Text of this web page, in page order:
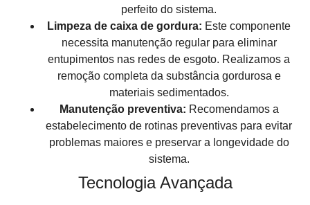
perfeito do sistema.
Limpeza de caixa de gordura: Este componente
necessita manutenção regular para eliminar
entupimentos nas redes de esgoto. Realizamos a
remoção completa da substância gordurosa e
materiais sedimentados.
Manutenção preventiva: Recomendamos a
estabelecimento de rotinas preventivas para evitar
problemas maiores e preservar a longevidade do
sistema.
Tecnologia Avançada